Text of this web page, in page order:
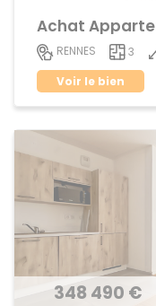
RENNES 3
Voir le bien
348 490 €